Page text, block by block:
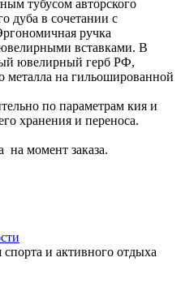
тубусом авторского
дуба в сочетании с
ручка
вставками. В
ювелирный герб РФ,
металла на гильошированной
по параметрам кия и
хранения и переноса.
на момент заказа.
и активного отдыха